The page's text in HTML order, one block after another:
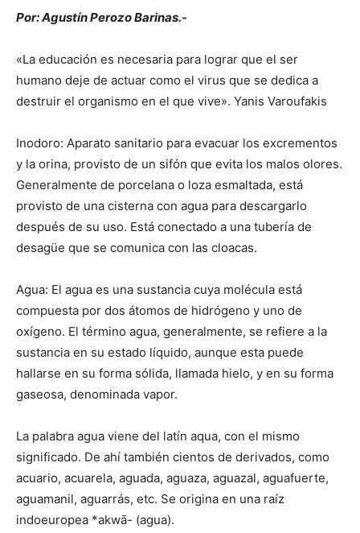
Por: Agustín Perozo Barinas.-
«La educación es necesaria para lograr que el ser
humano deje de actuar como el virus que se dedica a
destruir el organismo en el que vive». Yanis Varoufakis
Inodoro: Aparato sanitario para evacuar los excrementos
y la orina, provisto de un sifón que evita los malos olores.
Generalmente de porcelana o loza esmaltada, está
provisto de una cisterna con agua para descargarlo
después de su uso. Está conectado a una tubería de
desagüe que se comunica con las cloacas.
Agua: El agua es una sustancia cuya molécula está
compuesta por dos átomos de hidrógeno y uno de
oxígeno.​ El término agua, generalmente, se refiere a la
sustancia en su estado líquido, aunque esta puede
hallarse en su forma sólida, llamada hielo, y en su forma
gaseosa, denominada vapor.​
La palabra agua viene del latín aqua, con el mismo
significado. De ahí también cientos de derivados, como
acuario, acuarela, aguada, aguaza, aguazal, aguafuerte,
aguamanil, aguarrás, etc. Se origina en una raíz
indoeuropea *akwā- (agua).